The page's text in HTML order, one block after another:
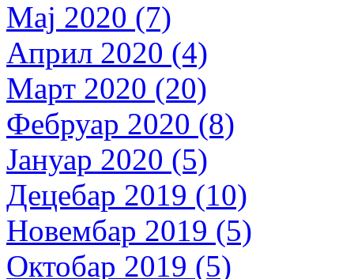
Мај 2020 (7)
Април 2020 (4)
Март 2020 (20)
Фебруар 2020 (8)
Јануар 2020 (5)
Децебар 2019 (10)
Новембар 2019 (5)
Октобар 2019 (5)